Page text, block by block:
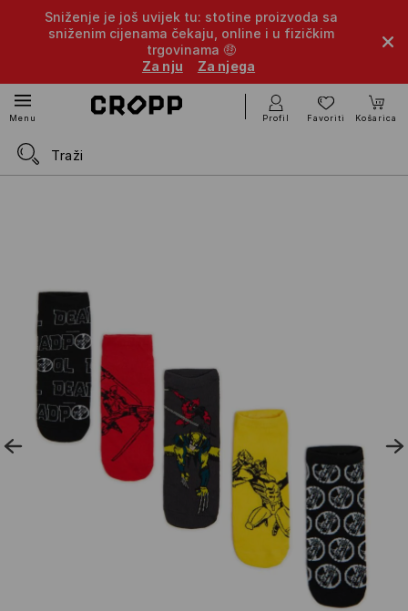
Sniženje je još uvijek tu: stotine proizvoda sa
sniženim cijenama čekaju, online i u fizičkim
trgovinama 🤑
Za nju
Za njega
Menu Profil Favoriti Košarica